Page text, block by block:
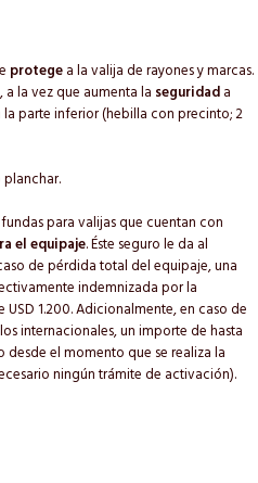
protegea la valija de rayones y marcas.
a la vez que aumenta la seguridada
parte inferior (hebilla con precinto; 2
para valijas que cuentan con
el equipaje. Éste seguro le da al
de pérdida total del equipaje, una
indemnizada por la
1.200. Adicionalmente, en caso de
internacionales, un importe de hasta
desde el momento que se realiza la
ningún trámite de activación).